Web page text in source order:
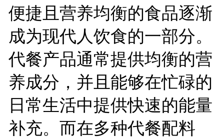
便捷且营养均衡的食品逐渐
成为现代人饮食的一部分。
代餐产品通常提供均衡的营
养成分，并且能够在忙碌的
日常生活中提供快速的能量
补充。而在多种代餐配料